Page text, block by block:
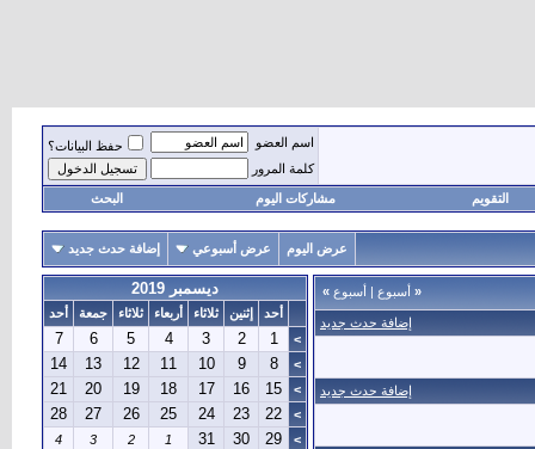
اسم العضو
حفظ البيانات؟
كلمة المرور
التقويم مشاركات اليوم البحث
عرض اليوم عرض أسبوعي إضافة حدث جديد
« أسبوع | أسبوع »
إضافة حدث جديد
إضافة حدث جديد
ديسمبر 2019
أحد إثنين ثلاثاء أربعاء ثلاثاء جمعة
أحد
>
1
2
3
4
5
6
7
>
8
9
10
11
12
13
14
>
15
16
17
18
19
20
21
>
22
23
24
25
26
27
28
>
29
30
31
1
2
3
4